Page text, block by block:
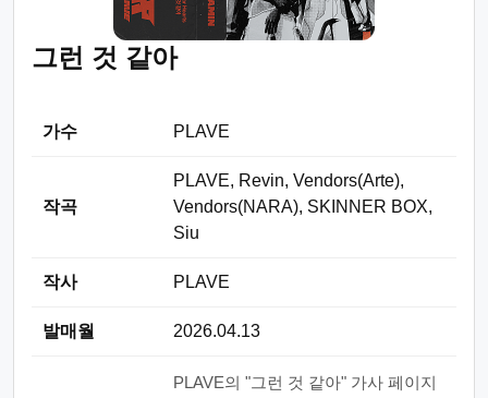
그런 것 같아
가수 PLAVE
작곡
PLAVE, Revin, Vendors(Arte),
Vendors(NARA), SKINNER BOX,
Siu
작사 PLAVE
발매월 2026.04.13
PLAVE의 "그런 것 같아" 가사 페이지